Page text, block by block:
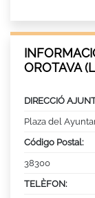
OROTAVA
DIRECCIÓ
Plaza del
Código Postal:
38300
TELÈFON: